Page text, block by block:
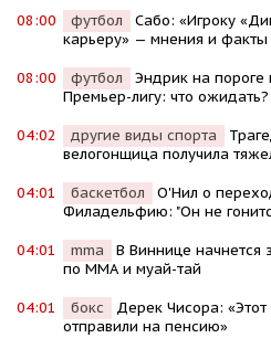
08:00 футбол
Сабо: «Игроку
карьеру» — мнения и факты
08:00 футбол
Эндрик на пороге
Премьер-лигу: что ожидать?
04:02 другие виды спорта
велогонщица получила
04:01 баскетбол
О'Нил о
Филадельфию: "Он не
04:01 mma
В Виннице
по ММА и муай-тай
04:01 бокс
Дерек Чисора: «Этот
отправили на пенсию»